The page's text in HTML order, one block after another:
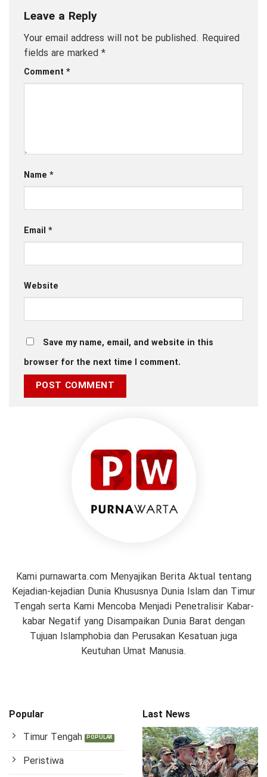
Leave a Reply
Your email address will not be published. Required
fields are marked *
Comment *
Name *
Email *
Website
Save my name, email, and website in this
browser for the next time I comment.
Kami purnawarta.com Menyajikan Berita Aktual tentang
Kejadian-kejadian Dunia Khususnya Dunia Islam dan Timur
Tengah serta Kami Mencoba Menjadi Penetralisir Kabar-
kabar Negatif yang Disampaikan Dunia Barat dengan
Tujuan Islamphobia dan Perusakan Kesatuan juga
Keutuhan Umat Manusia.
Popular
Timur Tengah
Peristiwa
Last News